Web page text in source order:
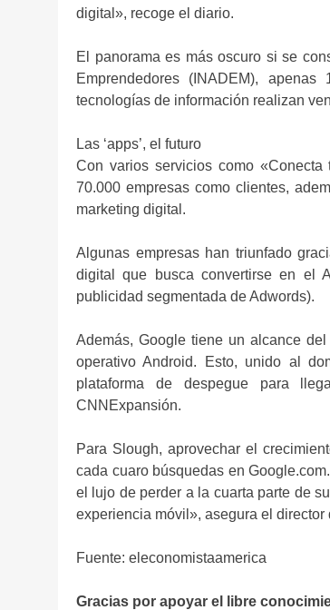
digital», recoge el diario.
El panorama es más oscuro si se
Emprendedores (INADEM),
tecnologías de información realizan
Las ‘apps’, el futuro
Con varios servicios como
70.000 empresas como clientes,
marketing digital.
Algunas empresas han triunfado
digital que busca convertirse en el
publicidad segmentada de Adwords).
Además, Google tiene un alcance
operativo Android. Esto, unido al
plataforma de despegue para
CNNExpansión.
Para Slough, aprovechar el
cada cuaro búsquedas en
el lujo de perder a la cuarta parte de
experiencia móvil», asegura el director
Fuente: eleconomistaamerica
Gracias por apoyar el libre